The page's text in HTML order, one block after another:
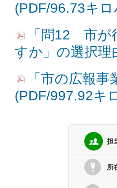
(PDF/96.73キ
「問12 市が
すか」の選択理
「市の広報
(PDF/997.92キ
担
所